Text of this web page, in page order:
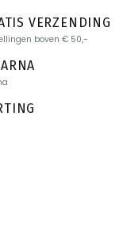
VERZENDING
boven € 50,-